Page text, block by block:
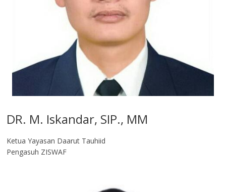
DR. M. Iskandar, SIP., MM
Ketua Yayasan Daarut Tauhiid
Pengasuh ZISWAF